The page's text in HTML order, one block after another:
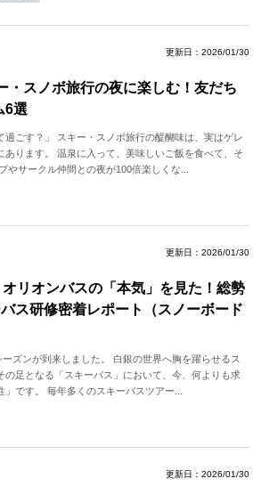
更新日：2026/01/30
・スノボ旅行の夜に楽しむ！友だち
6選
過ごす？」 スキー・スノボ旅行の醍醐味は、実はゲレ
あります。 温泉に入って、美味しいご飯を食べて、そ
サークル仲間との夜が100倍楽しくな...
更新日：2026/01/30
オリオンバスの「本気」を見た！総勢
ス研修密着レポート（スノーボード
ズンが到来しました。 白銀の世界へ胸を躍らせるス
の足となる「スキーバス」において、今、何よりも求
です。 毎年多くのスキーバスツアー...
更新日：2026/01/30